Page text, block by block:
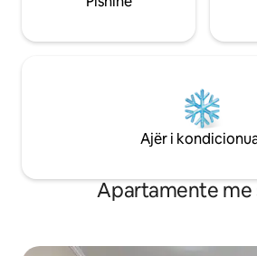
Ajër i
Apartamente me